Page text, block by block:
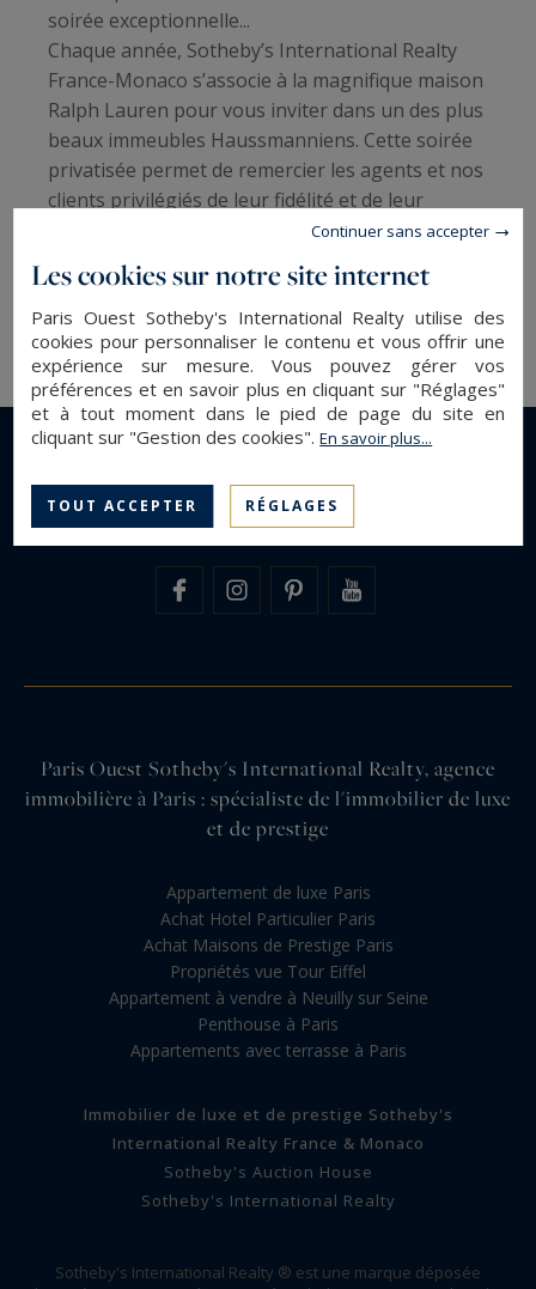
soirée exceptionnelle...
Chaque année, Sotheby’s International Realty
France-Monaco s’associe à la magnifique maison
Ralph Lauren pour vous inviter dans un des plus
beaux immeubles Haussmanniens. Cette soirée
privatisée permet de remercier les agents et nos
clients privilégiés de leur fidélité et de leur
confiance avec des offres très privées.
Paris Ouest Sotheby's International Realty, votre
référence de l'immobilier de luxe à Paris
Paris Ouest Sotheby's International Realty, agence
immobilière à Paris : spécialiste de l'immobilier de luxe
et de prestige
Appartement de luxe Paris
Achat Hotel Particulier Paris
Achat Maisons de Prestige Paris
Propriétés vue Tour Eiffel
Appartement à vendre à Neuilly sur Seine
Penthouse à Paris
Appartements avec terrasse à Paris
Immobilier de luxe et de prestige Sotheby's
International Realty France & Monaco
Sotheby's Auction House
Sotheby's International Realty
Sotheby's International Realty ® est une marque déposée
Les cookies sur notre site internet
Paris Ouest Sotheby's International Realty utilise des
cookies pour personnaliser le contenu et vous offrir une
expérience sur mesure. Vous pouvez gérer vos
préférences et en savoir plus en cliquant sur "Réglages"
et à tout moment dans le pied de page du site en
cliquant sur "Gestion des cookies".En savoir plus...
TOUT ACCEPTER RÉGLAGES
Continuer sans accepter